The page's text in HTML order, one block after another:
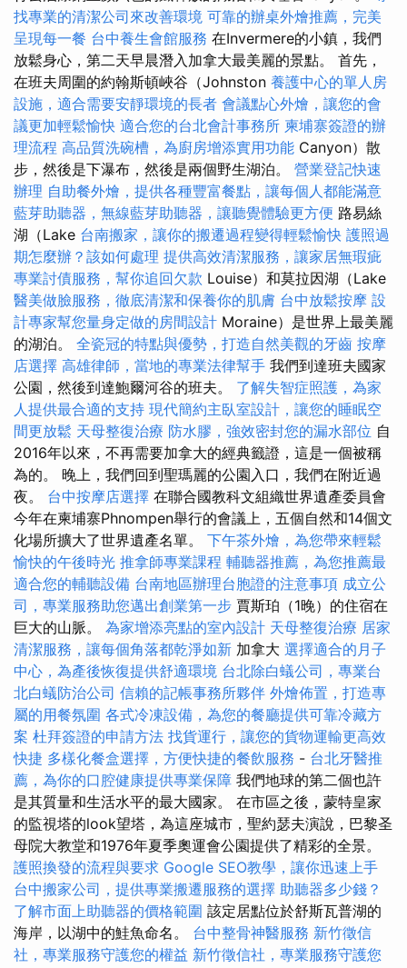
找專業的清潔公司來改善環境 可靠的辦桌外燴推薦，完美
呈現每一餐 台中養生會館服務 在Invermere的小鎮，我們
放鬆身心，第二天早晨潛入加拿大最美麗的景點。 首先，
在班夫周圍的約翰斯頓峽谷（Johnston 養護中心的單人房
設施，適合需要安靜環境的長者 會議點心外燴，讓您的會
議更加輕鬆愉快 適合您的台北會計事務所 柬埔寨簽證的辦
理流程 高品質洗碗槽，為廚房增添實用功能 Canyon）散
步，然後是下瀑布，然後是兩個野生湖泊。 營業登記快速
辦理 自助餐外燴，提供各種豐富餐點，讓每個人都能滿意
藍芽助聽器，無線藍芽助聽器，讓聽覺體驗更方便 路易絲
湖（Lake 台南搬家，讓你的搬遷過程變得輕鬆愉快 護照過
期怎麼辦？該如何處理 提供高效清潔服務，讓家居無瑕疵
專業討債服務，幫你追回欠款 Louise）和莫拉因湖（Lake
醫美做臉服務，徹底清潔和保養你的肌膚 台中放鬆按摩 設
計專家幫您量身定做的房間設計 Moraine）是世界上最美麗
的湖泊。 全瓷冠的特點與優勢，打造自然美觀的牙齒 按摩
店選擇 高雄律師，當地的專業法律幫手 我們到達班夫國家
公園，然後到達鮑爾河谷的班夫。 了解失智症照護，為家
人提供最合適的支持 現代簡約主臥室設計，讓您的睡眠空
間更放鬆 天母整復治療 防水膠，強效密封您的漏水部位 自
2016年以來，不再需要加拿大的經典籤證，這是一個被稱
為的。 晚上，我們回到聖瑪麗的公園入口，我們在附近過
夜。 台中按摩店選擇 在聯合國教科文組織世界遺產委員會
今年在柬埔寨Phnompen舉行的會議上，五個自然和14個文
化場所擴大了世界遺產名單。 下午茶外燴，為您帶來輕鬆
愉快的午後時光 推拿師專業課程 輔聽器推薦，為您推薦最
適合您的輔聽設備 台南地區辦理台胞證的注意事項 成立公
司，專業服務助您邁出創業第一步 賈斯珀（1晚）的住宿在
巨大的山脈。 為家增添亮點的室內設計 天母整復治療 居家
清潔服務，讓每個角落都乾淨如新 加拿大 選擇適合的月子
中心，為產後恢復提供舒適環境 台北除白蟻公司，專業台
北白蟻防治公司 信賴的記帳事務所夥伴 外燴佈置，打造專
屬的用餐氛圍 各式冷凍設備，為您的餐廳提供可靠冷藏方
案 杜拜簽證的申請方法 找貨運行，讓您的貨物運輸更高效
快捷 多樣化餐盒選擇，方便快捷的餐飲服務 - 台北牙醫推
薦，為你的口腔健康提供專業保障 我們地球的第二個也許
是其質量和生活水平的最大國家。 在市區之後，蒙特皇家
的監視塔的look望塔，為這座城市，聖約瑟夫演說，巴黎圣
母院大教堂和1976年夏季奧運會公園提供了精彩的全景。
護照換發的流程與要求 Google SEO教學，讓你迅速上手
台中搬家公司，提供專業搬遷服務的選擇 助聽器多少錢？
了解市面上助聽器的價格範圍 該定居點位於舒斯瓦普湖的
海岸，以湖中的鮭魚命名。 台中整骨神醫服務 新竹徵信
社，專業服務守護您的權益 新竹徵信社，專業服務守護您